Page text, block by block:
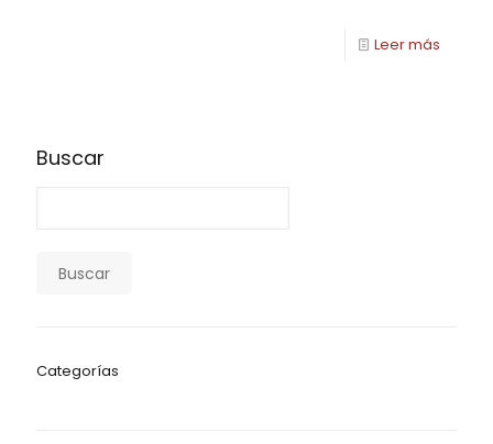
Leer más
Buscar
Buscar
Categorías